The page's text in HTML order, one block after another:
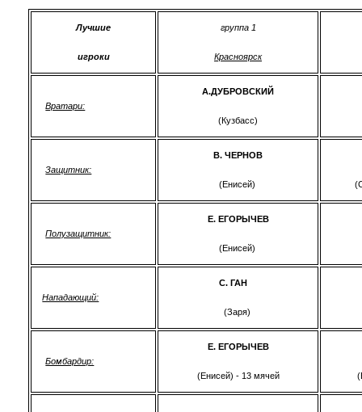
Лучшие
игроки
группа 1
Красноярск
Вратари:
А.ДУБРОВСКИЙ
(Кузбасс)
Защитник:
В. ЧЕРНОВ
(Енисей)
Полузащитник:
Е. ЕГОРЫЧЕВ
(Енисей)
Нападающий:
С. ГАН
(Заря)
Бомбардир:
Е. ЕГОРЫЧЕВ
(Енисей) - 13 мячей